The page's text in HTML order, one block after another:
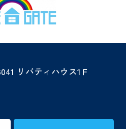
リバティハウス1Ｆ